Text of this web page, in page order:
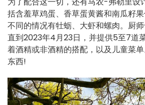
括含羞草鸡蛋、香草蛋黄酱和南瓜籽
不同的情况有牡蛎、大虾和螺肉。厨
直到2023年4月23日，并提供5至7道
着酒精或非酒精的搭配，以及儿童菜
东西!